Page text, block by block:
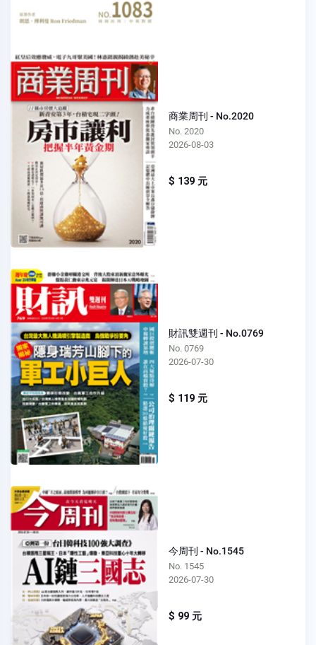
商業周刊 - No.2020
No. 2020
2026-08-03
$ 139 元
財訊雙週刊 - No.0769
No. 0769
2026-07-30
$ 119 元
今周刊 - No.1545
No. 1545
2026-07-30
$ 99 元